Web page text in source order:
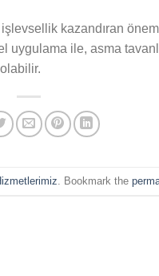
kazandıran
ile, asma
. Bookmark the